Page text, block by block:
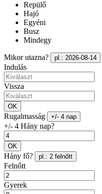
Repülő
Hajó
Egyéni
Busz
Mindegy
Mikor utazna? pl.: 2026-08-14
Indulás
Vissza
OK
Rugalmasság +/- 4 nap
+/- 4 Hány nap?
OK
Hány fő? pl.: 2 felnőtt
Felnőtt
Gyerek